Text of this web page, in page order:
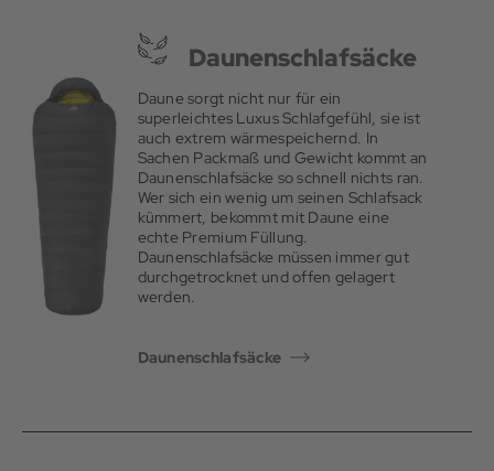
Hilfe allein rein und auch wieder raus kommen. Eine weitere
Unterlage ist bei einem Daunenschlafsack grundsätzlich nicht
erforderlich, da die Daunen genügend wärmen. Zumeist ist der
Kopfbereich des Daunenschlafsackes doppelt gepolstert, so
dass während des Schlafens kein zusätzliches Kissen
erforderlich ist. Weiterhin kann das Kopfteil bei sehr eisigen
Temperaturen bei einigen Modellen auch als Kapuze genutzt
werden. Zwingend erforderlich ist auch keine zusätzliche
Decke, wobei der Interessierte immer wissen muss, wofür er
seinen Schlafsack benötigt und wie kalt es unter Umständen
tatsächlich werden kann. Passende Daunenschlafsäcke in
verschiedenen Ausführungen und die richtige Outdoor
Ausrüstung bekommt der Outdoor Fan bei Sport Schuster.
Daunenschlafsäcke
Daune sorgt nicht nur für ein
superleichtes Luxus Schlafgefühl, sie ist
auch extrem wärmespeichernd. In
Sachen Packmaß und Gewicht kommt an
Daunenschlafsäcke so schnell nichts ran.
Wer sich ein wenig um seinen Schlafsack
kümmert, bekommt mit Daune eine
echte Premium Füllung.
Daunenschlafsäcke müssen immer gut
durchgetrocknet und offen gelagert
werden.
Daunenschlafsäcke